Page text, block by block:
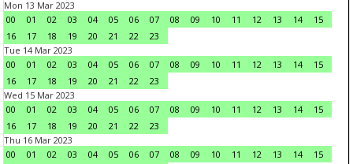
Mon 13 Mar 2023
00
01 02 03 04 05 06 07 08 09 10 11 12 13 14
15
16
17 18 19 20 21 22
23
Tue 14 Mar 2023
00
01 02 03 04 05 06 07 08 09 10 11 12 13 14
15
16
17 18 19 20 21 22
23
Wed 15 Mar 2023
00
01 02 03 04 05 06 07 08 09 10 11 12 13 14
15
16
17 18 19 20 21 22
23
Thu 16 Mar 2023
00
01 02 03 04 05 06 07 08 09 10 11 12 13 14
15